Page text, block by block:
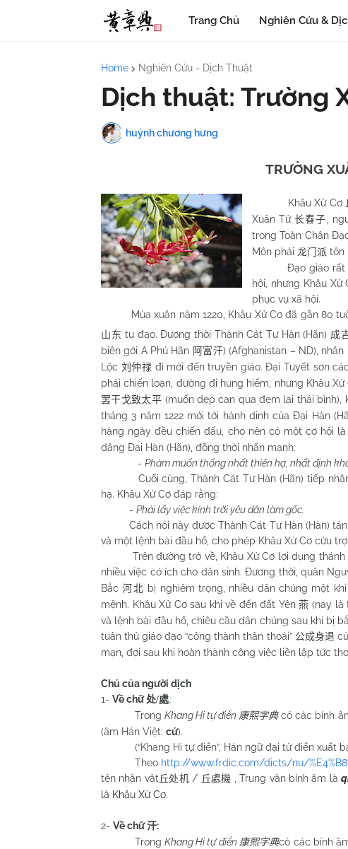
Trang Chủ Nghiên Cứu &
Home Nghiên Cứu - Dịch Thuật
Dịch thuật: Trường
huỳnh chương hưng
TRƯỜNG
Khâu Xử Cơ
Xuân Tử长春子 ,
trong Toàn Chân
Môn phái 龙门派 tôn
Đạo giáo rất ít
hội, nhưng Khâu
phục vụ xã hội.
Mùa xuân năm 1220, Khâu Xử Cơ đã gần 80
山东 tu đạo. Đương thời Thành Cát Tư Hàn (Hãn) 成
biên gới A Phú Hãn 阿富汗) (Afghanistan – ND),
Lộc 刘仲禄 đi mời đến truyền giáo. Đại Tuyết sơn
phải chiến loạn, đường đi hung hiểm, nhưng Khâu
罢干戈致太平 (muốn dẹp can qua đem lại thái bình),
tháng 3 năm 1222 mới tới hành dinh của Đại Hàn
hàng ngày đều chiến đấu, cho nên có một cơ hội
dâng Đại Hàn (Hãn), đồng thời nhấn mạnh:
- Phàm muốn thống nhất thiên hạ, nhất định
Cuối cùng, Thành Cát Tư Hàn (Hãn) tiếp
hạ. Khâu Xử Cơ đáp rằng:
- Phải lấy việc kính trời yêu dân làm gốc.
Cách nói này được Thành Cát Tư Hàn (Hàn) tán
và một lệnh bài đầu hổ, cho phép Khâu Xử Cơ cứu
Trên đường trở về, Khâu Xử Cơ lợi dụng thánh
nhiều việc có ích cho dân sinh. Đương thời, quân
Bắc河北 bị nghiêm trọng, nhiều dân chúng một
mệnh. Khâu Xử Cơ sau khi về đến đất Yên燕 (nay là
và lệnh bài đầu hổ, chiêu cầu dân chúng sau khi bị
tuân thủ giáo đạo “công thành thân thoái” 公成身退
mạn, đợi sau khi hoàn thành công việc liền lập tức
Chú của người dịch
1- Về chữ处/處:
TrongKhang Hi tự điển 康熙字典có các bính
(âm Hán Việt: cứ).
(“Khang Hi tự điển”, Hán ngữ đại từ điển xuất
Theo http://www.frdic.com/dicts/nu/
tên nhân vật 丘处机/ 丘處機 , Trung văn bính âm là
là Khâu Xử Cơ.
2- Về chữ汗:
TrongKhang Hi tự điển 康熙字典có các bính